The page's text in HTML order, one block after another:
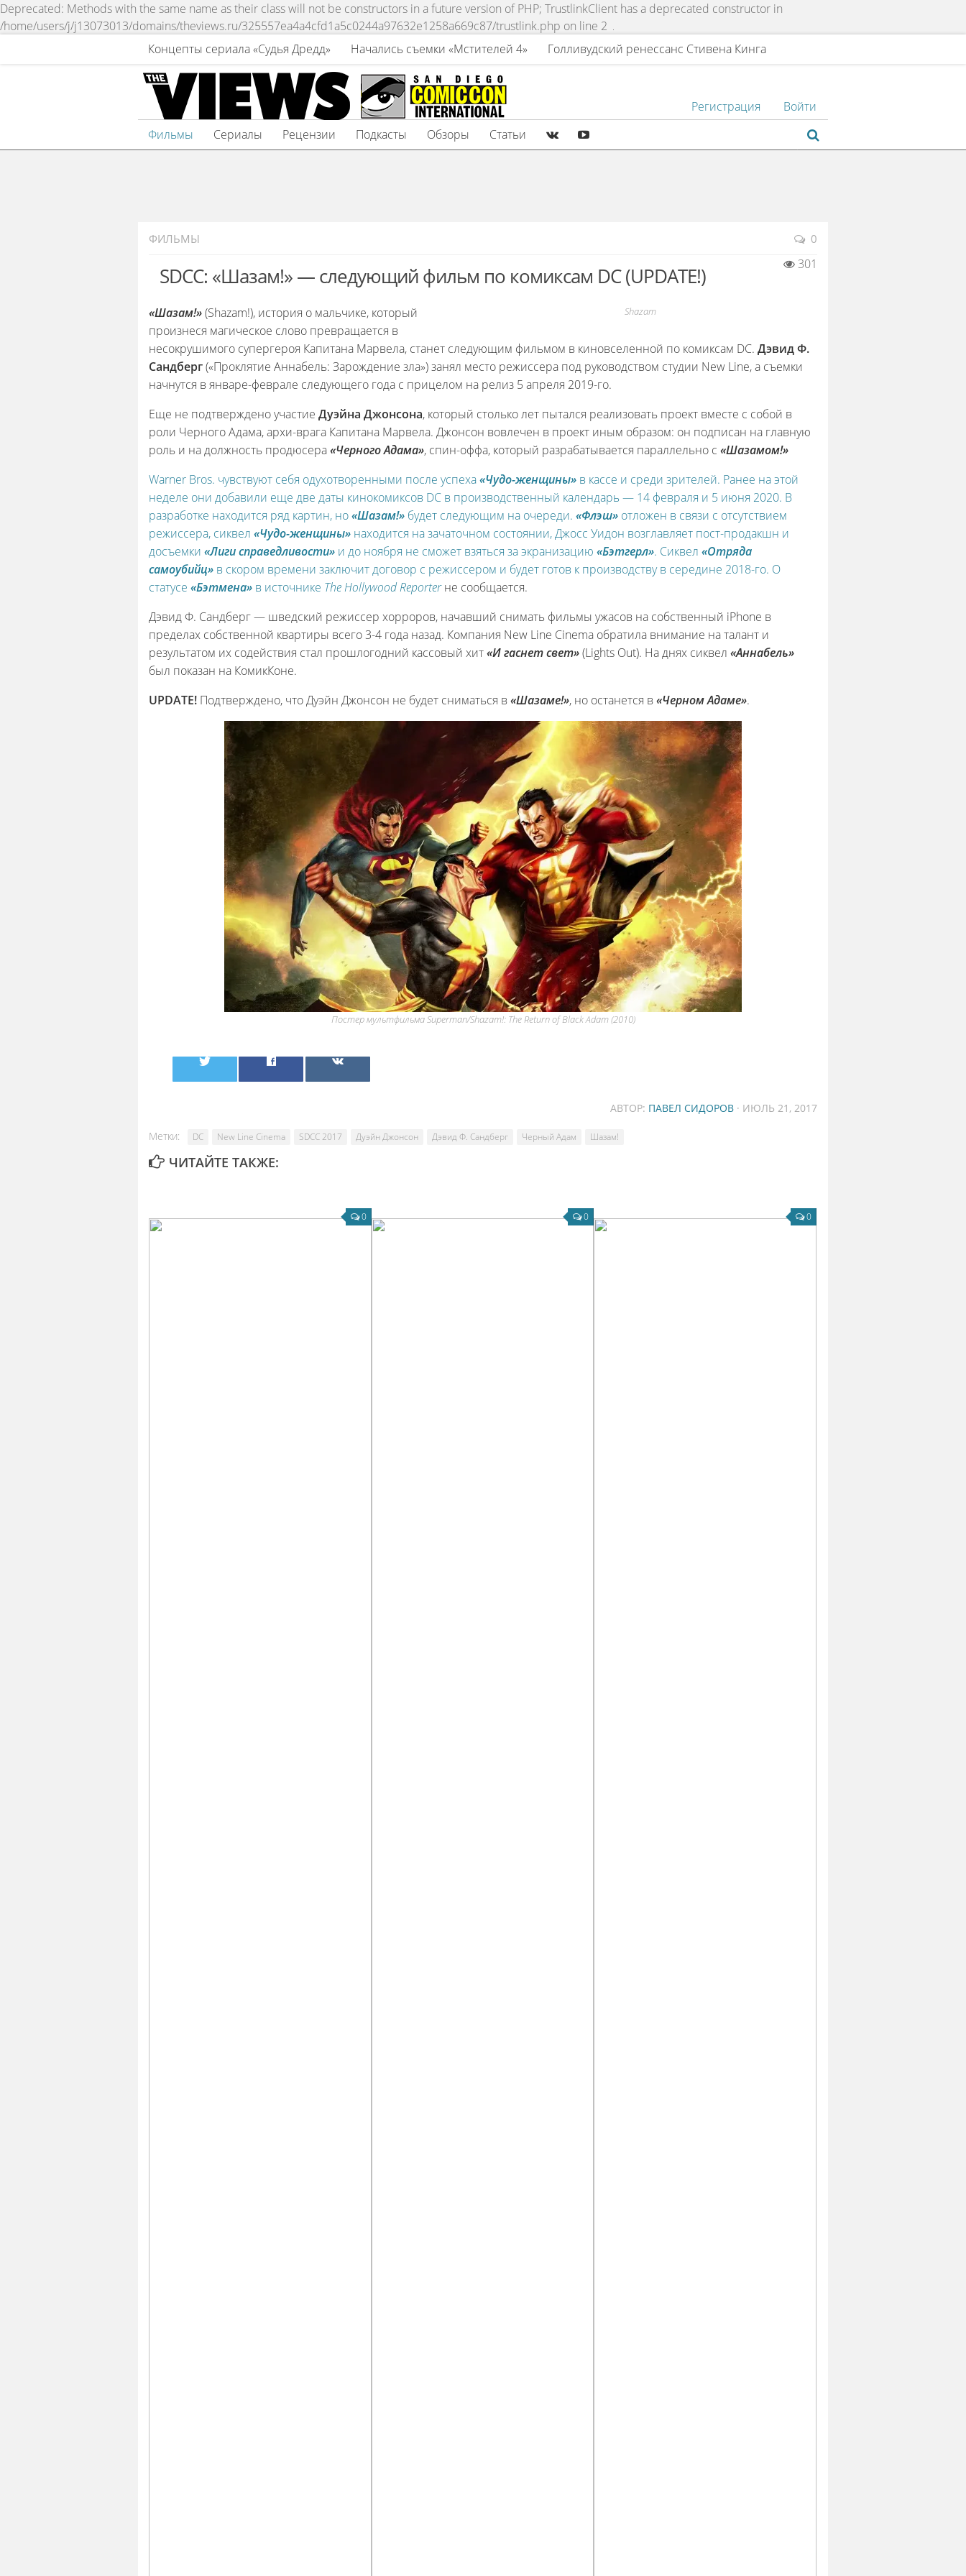
Deprecated: Methods with the same name as their class will not be constructors in a future version of PHP; TrustlinkClient has a deprecated constructor in
/home/users/j/j13073013/domains/theviews.ru/325557ea4a4cfd1a5c0244a97632e1258a669c87/trustlink.php on line 2
Концепты сериала «Судья Дредд»
Начались съемки «Мстителей 4» Голливудский ренессанс Стивена Кинга
Войти
Регистрация
Фильмы
Сериалы Рецензии Подкасты Обзоры Статьи
ФИЛЬМЫ 0
301
SDCC: «Шазам!» — следующий фильм по комиксам DC (UPDATE!)
Shazam
«Шазам!»(Shazam!), история о мальчике, который
произнеся магическое слово превращается в
несокрушимого супергероя Капитана Марвела, станет следующим фильмом в киновселенной по комиксам DC. Дэвид Ф.
Сандберг(«Проклятие Аннабель: Зарождение зла») занял место режиссера под руководством студии New Line, а съемки
начнутся в январе-феврале следующего года с прицелом на релиз 5 апреля 2019-го.
Еще не подтверждено участие Дуэйна Джонсона, который столько лет пытался реализовать проект вместе с собой в
роли Черного Адама, архи-врага Капитана Марвела. Джонсон вовлечен в проект иным образом: он подписан на главную
роль и на должность продюсера«Черного Адама», спин-оффа, который разрабатывается параллельно с «Шазамом!»
Warner Bros. чувствуют себя одухотворенными после успеха«Чудо-женщины» в кассе и среди зрителей. Ранее на этой
неделе они добавили еще две даты кинокомиксов DC в производственный календарь — 14 февраля и 5 июня 2020. В
разработке находится ряд картин, но«Шазам!» будет следующим на очереди. «Флэш» отложен в связи с отсутствием
режиссера, сиквел «Чудо-женщины» находится на зачаточном состоянии, Джосс Уидон возглавляет пост-продакшн и
досъемки «Лиги справедливости» и до ноября не сможет взяться за экранизацию «Бэтгерл». Сиквел «Отряда
самоубийц» в скором времени заключит договор с режиссером и будет готов к производству в середине 2018-го. О
статусе «Бэтмена» в источнике The Hollywood Reporter не сообщается.
Дэвид Ф. Сандберг — шведский режиссер хорроров, начавший снимать фильмы ужасов на собственный iPhone в
пределах собственной квартиры всего 3-4 года назад. Компания New Line Cinema обратила внимание на талант и
результатом их содействия стал прошлогодний кассовый хит«И гаснет свет»(Lights Out). На днях сиквел «Аннабель»
был показан на КомикКоне.
UPDATE! Подтверждено, что Дуэйн Джонсон не будет сниматься в«Шазаме!», но останется в«Черном Адаме».
Постер мультфильма Superman/Shazam!: The Return of Black Adam (2010)
АВТОР: ПАВЕЛ СИДОРОВ · ИЮЛЬ 21, 2017
Метки: DC New Line Cinema SDCC 2017 Дуэйн Джонсон Дэвид Ф. Сандберг Черный Адам Шазам!
ЧИТАЙТЕ ТАКЖЕ:
0 0 0